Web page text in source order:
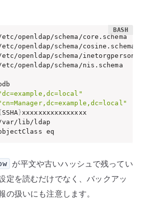
schema/core.schema
schema/cosine.schema
schema/
schema/nis.schema
SSHA}xxxxxxxxxxxxxxxx
lib/ldap
eq
が平文や古いハッシュで残ってい
定を読むだけでなく、バックアッ
の扱いにも注意します。